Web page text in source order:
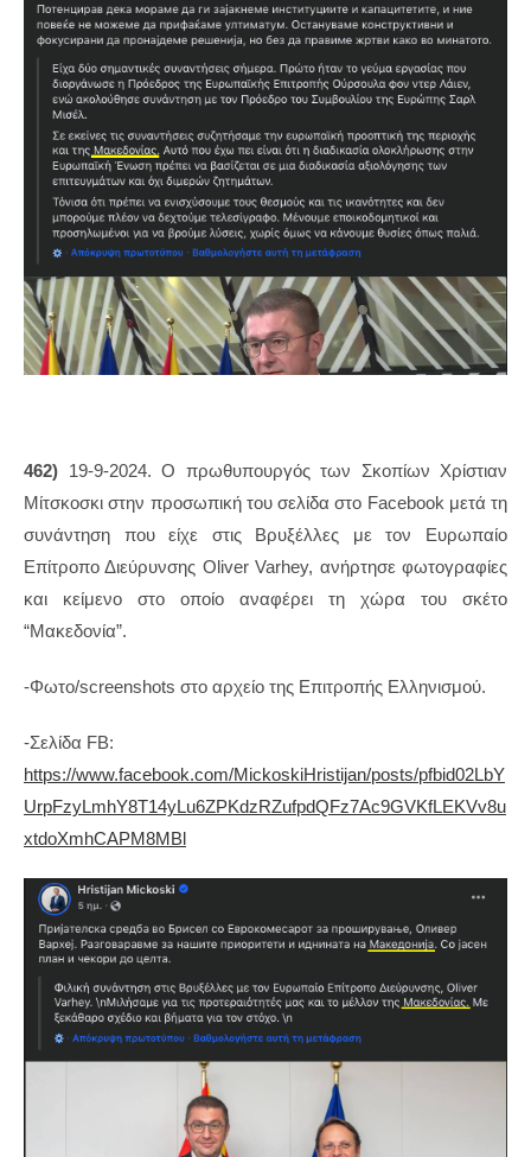
462) 19-9-2024. Ο πρωθυπουργός των Σκοπίων Χρίστιαν
Μίτσκοσκι στην προσωπική του σελίδα στο Facebook μετά τη
συνάντηση που είχε στις Βρυξέλλες με τον Ευρωπαίο
Επίτροπο Διεύρυνσης Oliver Varhey, ανήρτησε φωτογραφίες
και κείμενο στο οποίο αναφέρει τη χώρα του σκέτο
“Μακεδονία”.
-Φωτο/screenshots στο αρχείο της Επιτροπής Ελληνισμού.
-Σελίδα FB:
https://www.facebook.com/MickoskiHristijan/posts/pfbid02LbY
UrpFzyLmhY8T14yLu6ZPKdzRZufpdQFz7Ac9GVKfLEKVv8u
xtdoXmhCAPM8MBl